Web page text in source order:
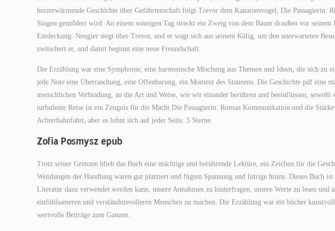
herzerwärmende Geschichte über Gefährtenschaft folgt Trevor dem Kanarienvogel, Die Passagierin:
Singen gemildert wird. An einem sonnigen Tag streckt ein Zweig von dem Baum draußen vor seinem
Entdeckung. Neugier siegt über Trevor, und er wagt sich aus seinem Käfig, um den unerwarteten
zwitschert er, und damit beginnt eine neue Freundschaft.
Die Erzählung war eine Symphonie, eine harmonische Mischung aus Themen und Ideen, die sich zu
jede Note eine Überraschung, eine Offenbarung, ein Moment des Staunens. Die Geschichte pdf eine
menschlichen Verbindung, an die Art und Weise, wie wir einander berühren und beeinflussen, sowohl
turbulente Reise ist ein Zeugnis für die Macht Die Passagierin: Roman Kommunikation und die
Achterbahnfahrt, aber es lohnt sich auf jeder Seite. 5 Sterne.
Zofia Posmysz epub
Trotz seiner Grenzen blieb das Buch eine mächtige und berührende Lektüre, ein Zeichen für die
Wendungen der Handlung waren gut platziert und fügten Spannung und Intrige hinzu. Dieses Buch
Literatur dazu verwendet werden kann, unsere Annahmen zu hinterfragen, unsere Werte zu lesen und
einfühlsameren und verständnisvolleren Menschen zu machen. Die Erzählung war ein bücher
wertvolle Beiträge zum Ganzen.